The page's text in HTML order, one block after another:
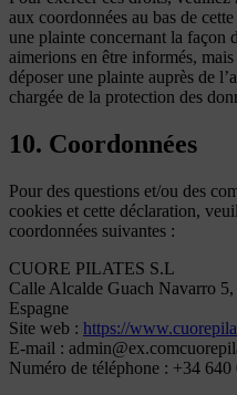
aux coordonnées au bas de
une plainte concernant la façon
aimerions en être informés,
déposer une plainte auprès de
chargée de la protection des
10. Coordonnées
Pour des questions et/ou des
cookies et cette déclaration,
coordonnées suivantes :
CUORE PILATES S.L
Calle Alcalde Guach Navarro
Espagne
Site web : https://
E-mail : admin@ex.com
Numéro de téléphone : +34 640